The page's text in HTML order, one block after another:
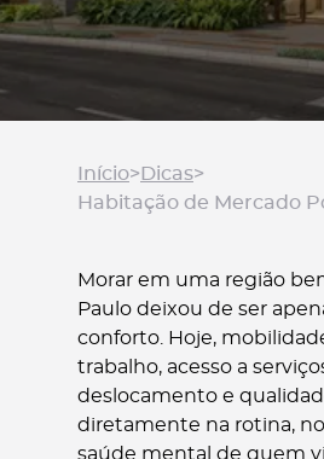
Início> Dicas>
Morar em uma região
Paulo deixou de ser
conforto. Hoje,
trabalho, acesso a
deslocamento e
diretamente na rotina,
saúde mental de quem